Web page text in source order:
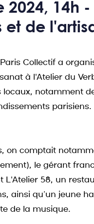
citoyenne
2024, 14h
et de
Collectif a
à l'Atelier du
locaux, notamment
parisiens.
on comptait
le gérant
L'Atelier 58, un
ainsi qu’un jeune
de la musique.